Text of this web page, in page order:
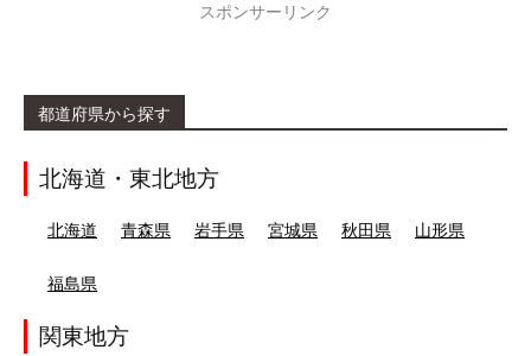
スポンサーリンク
都道府県から探す
北海道・東北地方
北海道 青森県 岩手県 宮城県 秋田県 山形県
福島県
関東地方